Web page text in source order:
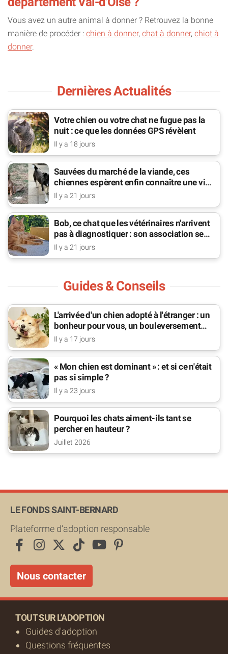
Vous avez un autre animal à donner ? Retrouvez la bonne
manière de procéder : chien à donner, chat à donner, chiot à
donner.
Dernières Actualités
Votre chien ou votre chat ne fugue pas la
nuit : ce que les données GPS révèlent
Il y a 18 jours
Sauvées du marché de la viande, ces
chiennes espèrent enfin connaître une vie
de famille
Il y a 21 jours
Bob, ce chat que les vétérinaires n'arrivent
pas à diagnostiquer : son association se
bat pour lui
Il y a 21 jours
Guides & Conseils
L'arrivée d'un chien adopté à l'étranger : un
bonheur pour vous, un bouleversement
pour lui
Il y a 17 jours
« Mon chien est dominant » : et si ce n'était
pas si simple ?
Il y a 23 jours
Pourquoi les chats aiment-ils tant se
percher en hauteur ?
Juillet 2026
LE FONDS SAINT-BERNARD
Plateforme d’adoption responsable
Nous contacter
TOUT SUR L'ADOPTION
Guides d'adoption
Questions fréquentes